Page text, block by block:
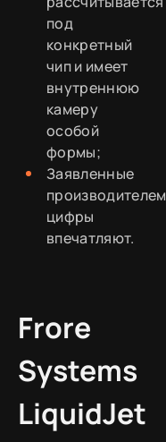
под
конкретный
чип и имеет
внутреннюю
камеру
особой
формы;
Заявленные
производителем
цифры
впечатляют.
Frore
Systems
LiquidJet